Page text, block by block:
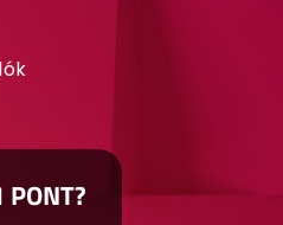
PONT?